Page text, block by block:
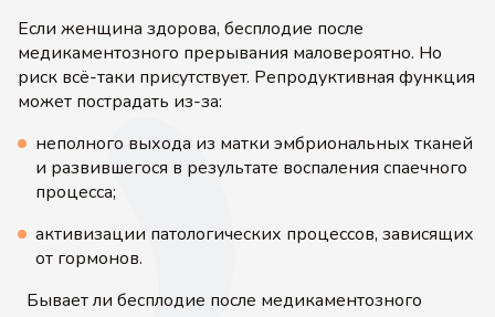
Если женщина здорова, бесплодие после
медикаментозного прерывания маловероятно. Но
риск всё-таки присутствует. Репродуктивная функция
может пострадать из-за:
неполного выхода из матки эмбриональных тканей
и развившегося в результате воспаления спаечного
процесса;
активизации патологических процессов, зависящих
от гормонов.
Бывает ли бесплодие после медикаментозного